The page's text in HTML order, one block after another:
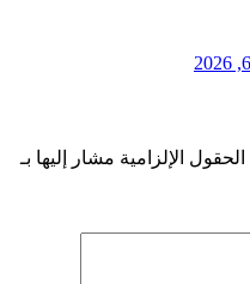
الحقول الإلزامية مشار إليها بـ